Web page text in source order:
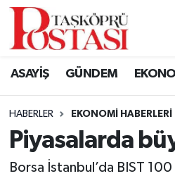
ASAYİŞ GÜNDEM
HABERLER EKONOMI HABERLERI
Piyasalarda
Borsa İstanbul’da BIST
Kastamonu Vefat
Araç Haberleri